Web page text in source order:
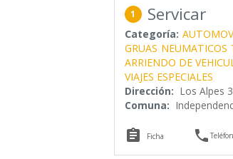
1 Servicar
Categoría:
GRUAS NEUMATICOS
ARRIENDO DE
VIAJES ESPECIALES
Dirección: Los Alpes
Comuna:
 Ficha 